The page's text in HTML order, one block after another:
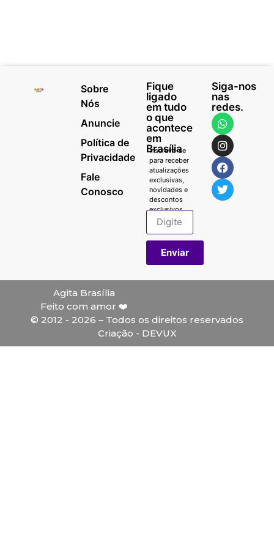
Sobre
Nós
Anuncie
Política de
Privacidade
Fale
Conosco
Fique
ligado
em tudo
o que
acontece
em
Brasília
Inscreva-se
para receber
atualizações
exclusivas,
novidades e
descontos
exclusivos.
Enviar
Siga-nos
nas
redes.
Agita Brasília
Feito com amor ❤️
© 2012 - 2026 – Todos os direitos reservados
Criação - DEVUX